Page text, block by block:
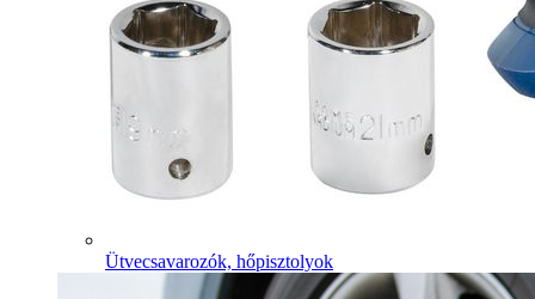
Ütvecsavarozók, hőpisztolyok